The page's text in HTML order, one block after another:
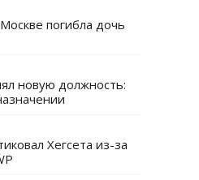
погибла дочь
новую должность:
Хегсета из-за